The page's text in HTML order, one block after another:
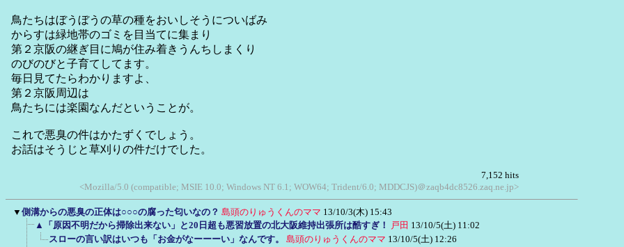
鳥たちはぼうぼうの草の種をおいしそうについばみ
からすは緑地帯のゴミを目当てに集まり
第２京阪の継ぎ目に鳩が住み着きうんちしまくり
のびのびと子育てしてます。
毎日見てたらわかりますよ、
第２京阪周辺は
鳥たちには楽園なんだということが。
これで悪臭の件はかたずくでしょう。
お話はそうじと草刈りの件だけでした。
7,152 hits
<Mozilla/5.0 (compatible; MSIE 10.0; Windows NT 6.1; WOW64; Trident/6.0; MDDCJS)＠zaqb4dc8526.zaq.ne.jp>
▼ 側溝からの悪臭の正体は○○○の腐った匂いなの？ 島頭のりゅうくんのママ 13/10/3(木) 15:43
▲「原因不明だから掃除出来ない」と20日超も悪習放置の北大阪維持出張所は酷すぎ！
戸田 13/10/5(土) 11:02
スローの言い訳はいつも「お金がなーーーい」なんです。
島頭のりゅうくんのママ 13/10/5(土) 12:26